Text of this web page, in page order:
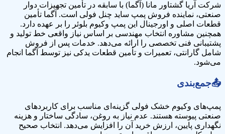
شرکت آریا گشتاور مانا (آگما) با سابقه در تأمین تجهیزات دوار
صنعتی، نماینده فروش پمپ‌ ساید چنل فولی است. آگما تأمین
قطعات اصلی و اورجینال این پمپ‌ وکیوم بلوئر را بر عهده دارد.
همچنین مشاوره انتخاب مهندسی بر اساس نیاز واقعی خط تولید و
پشتیبانی فنی تخصصی را ارائه می‌دهد. خدمات پس از فروش
شامل گارانتی، تعمیرات و تأمین قطعات یدکی نیز توسط آگما انجام
می‌شود.
📤جمع‌بندی
پمپ‌های وکیوم خشک فولی گزینه‌ای مناسب برای کاربردهای
صنعتی پیوسته هستند. عدم نیاز به روغن، سادگی ساختار و هزینه
نگهداری پایین، ارزش خرید آن را افزایش می‌دهد. انتخاب صحیح